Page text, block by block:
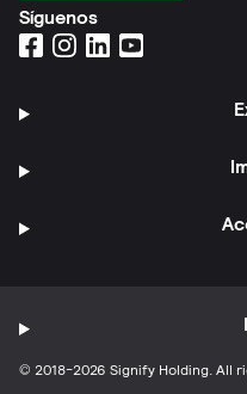
Síguenos
© 2018-2026 Signify Holding. All